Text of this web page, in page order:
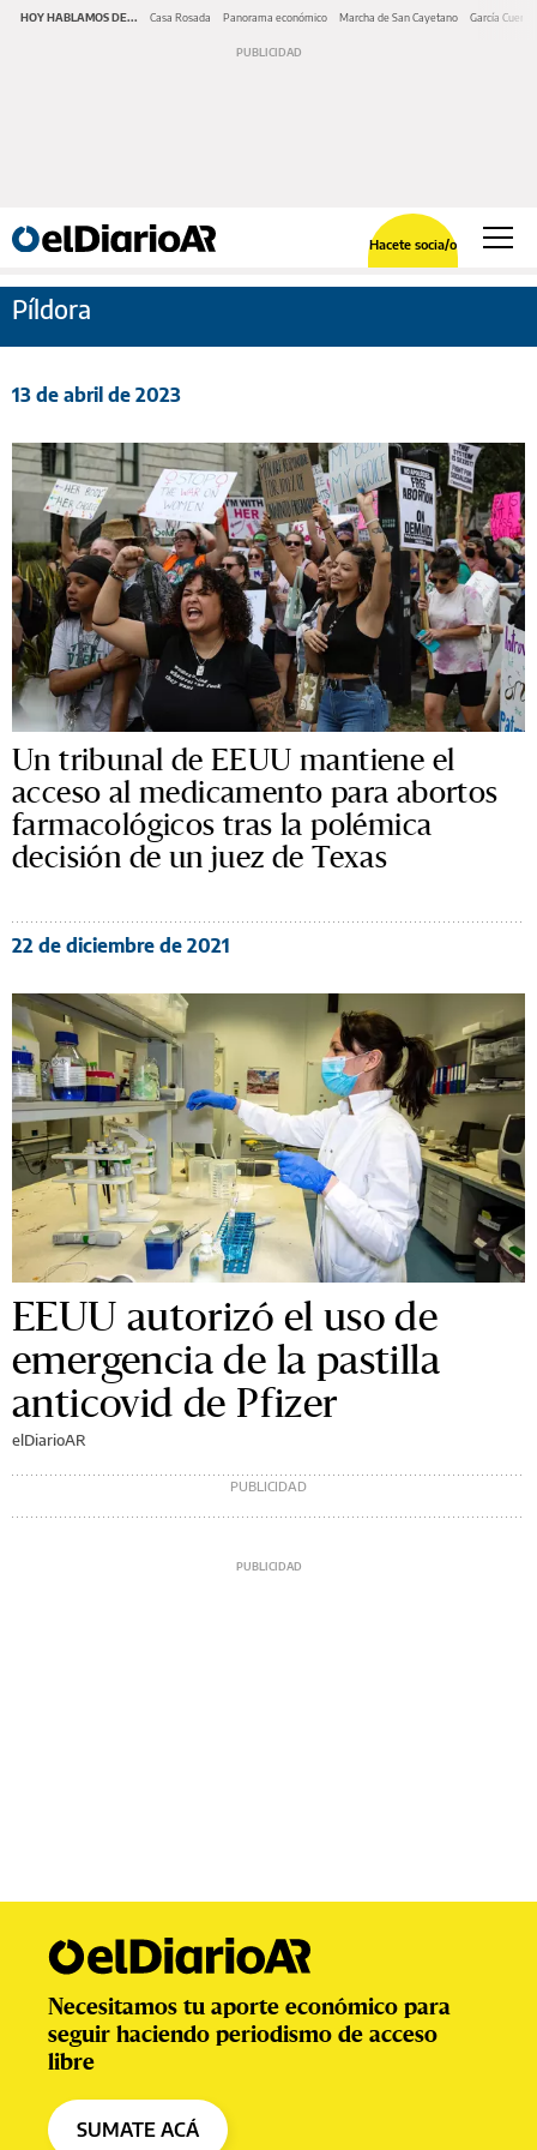
HOY HABLAMOS DE... Casa Rosada Panorama económico Marcha de San Cayetano García Cuerva
Hacete socia/o
Píldora
13 de abril de 2023
Un tribunal de EEUU mantiene el
acceso al medicamento para abortos
farmacológicos tras la polémica
decisión de un juez de Texas
22 de diciembre de 2021
EEUU autorizó el uso de
emergencia de la pastilla
anticovid de Pfizer
elDiarioAR
Necesitamos tu aporte económico para
seguir haciendo periodismo de acceso
libre
SUMATE ACÁ